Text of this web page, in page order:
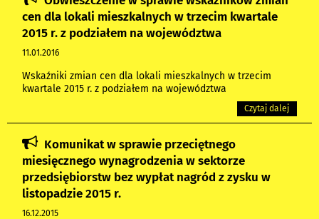
cen dla lokali mieszkalnych w trzecim kwartale
2015 r. z podziałem na województwa
11.01.2016
Wskaźniki zmian cen dla lokali mieszkalnych w trzecim
kwartale 2015 r. z podziałem na województwa
Czytaj dalej
Komunikat w sprawie przeciętnego
miesięcznego wynagrodzenia w sektorze
przedsiębiorstw bez wypłat nagród z zysku w
listopadzie 2015 r.
16.12.2015